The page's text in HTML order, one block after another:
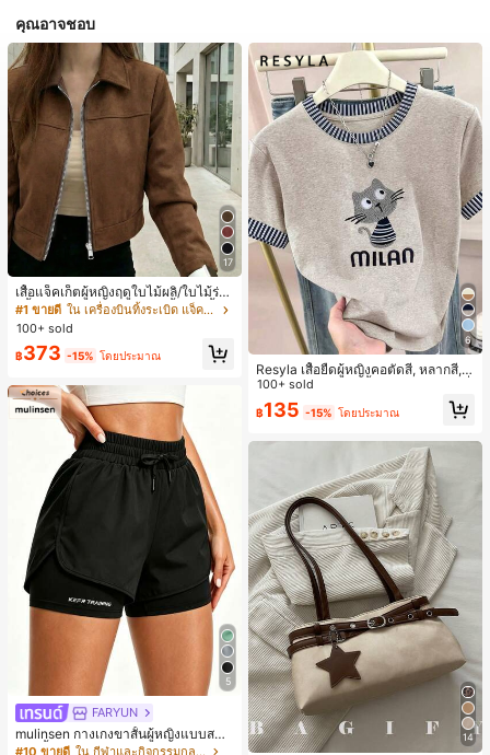
คุณอาจชอบ
17
เสื้อแจ็คเก็ตผู้หญิงฤดูใบไม้ผลิ/ใบไม้ร่วง
สีพื้น หนังเทียม สไตล์ปกคอเสื้อ ซิปขึ้น
แขนยาว สไตล์ลำลอง วิทยาลัย สนามบิ
น เสื้อนอก สีน้ำตาล สไตล์สบายๆ ฤดูใบ
ไม้ร่วง
#1 ขายดี
ใน เครื่องบินทิ้งระเบิด แจ็คเก็ตผู้หญิง
100+ sold
฿373 -15% โดยประมาณ
5
FARYUN
mulinsen กางเกงขาสั้นผู้หญิงแบบสบา
ยๆ สีพื้น หลวม อเนกประสงค์ กางเกงขา
#10 ขายดี
ใน กีฬาและกิจกรรมกลางแจ้ง
6
Resyla เสื้อยืดผู้หญิงคอตัดสี, หลากสี, ล
ายพิมพ์แมวน่ารัก, เสื้อสำหรับออกไปเที่
ยวฤดูร้อน, ดีไซน์กราฟิก, ความรู้สึกพรีเ
มียม, ลำลองอเนกประสงค์, สวมใส่ประ
เสื้อผ้ากลางแจ้ง
100+ sold
฿135 -15% โดยประมาณ
14